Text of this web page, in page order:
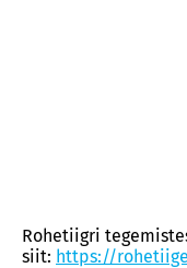
Rohetiigri
siit: https://